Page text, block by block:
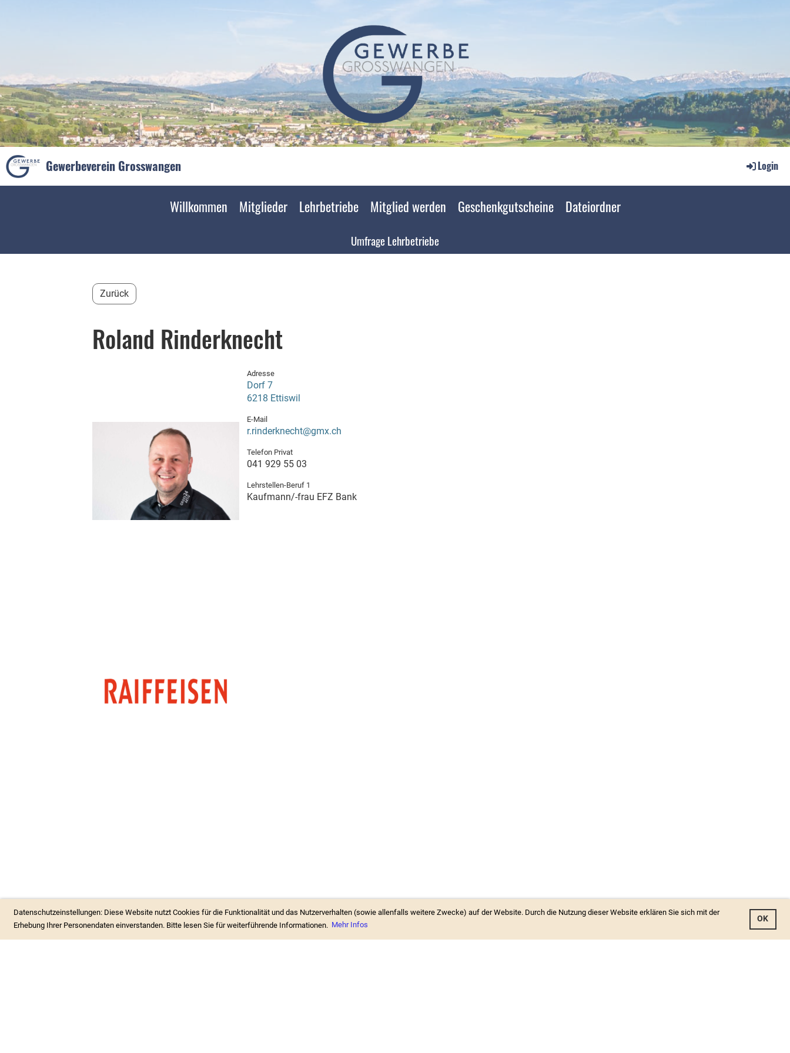
Datenschutzeinstellungen: Diese Website nutzt Cookies für die Funktionalität und das Nutzerverhalten (sowie allenfalls weitere Zwecke) auf der Website. Durch die Nutzung dieser Website erklären Sie sich mit der
Erhebung Ihrer Personendaten einverstanden. Bitte lesen Sie für weiterführende Informationen. Mehr Infos
OK
Gewerbeverein Grosswangen Login
Willkommen Mitglieder Lehrbetriebe Mitglied werden Geschenkgutscheine Dateiordner
Umfrage Lehrbetriebe
Zurück
Roland Rinderknecht
Adresse
Dorf 7
6218 Ettiswil
E-Mail
r.rinderknecht@gmx.ch
Telefon Privat
041 929 55 03
Lehrstellen-Beruf 1
Kaufmann/-frau EFZ Bank